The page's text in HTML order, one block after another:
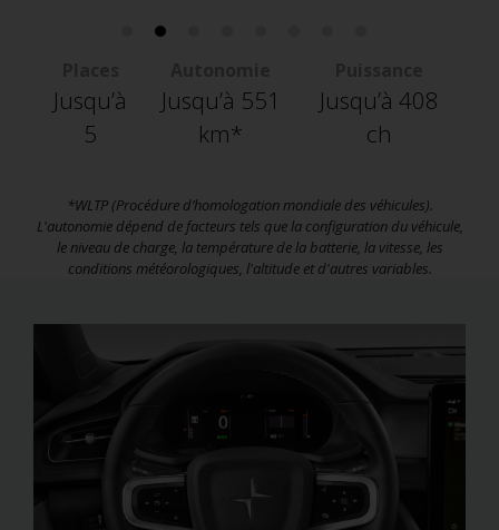
Jusqu’à
5
Jusqu’à 551
km*
Jusqu’à 408
ch
*WLTP (Procédure d’homologation mondiale des véhicules).
L'autonomie dépend de facteurs tels que la configuration du véhicule,
le niveau de charge, la température de la batterie, la vitesse, les
conditions météorologiques, l'altitude et d'autres variables.